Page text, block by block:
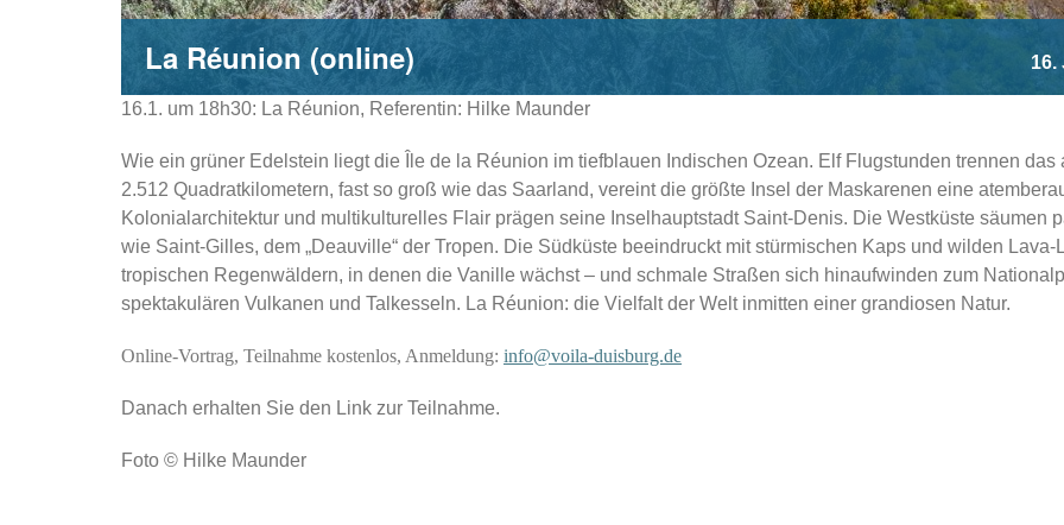
La Réunion (online) 16.
16.1. um 18h30: La Réunion, Referentin: Hilke Maunder
Wie ein grüner Edelstein liegt die Île de la Réunion im tiefblauen Indischen Ozean. Elf Flugstunden trennen
2.512 Quadratkilometern, fast so groß wie das Saarland, vereint die größte Insel der Maskarenen eine
Kolonialarchitektur und multikulturelles Flair prägen seine Inselhauptstadt Saint-Denis. Die Westküste säumen
wie Saint-Gilles, dem „Deauville“ der Tropen. Die Südküste beeindruckt mit stürmischen Kaps und wilden
tropischen Regenwäldern, in denen die Vanille wächst – und schmale Straßen sich hinaufwinden zum
spektakulären Vulkanen und Talkesseln. La Réunion: die Vielfalt der Welt inmitten einer grandiosen Natur.
Online-Vortrag, Teilnahme kostenlos, Anmeldung: info@voila-duisburg.de
Danach erhalten Sie den Link zur Teilnahme.
Foto © Hilke Maunder